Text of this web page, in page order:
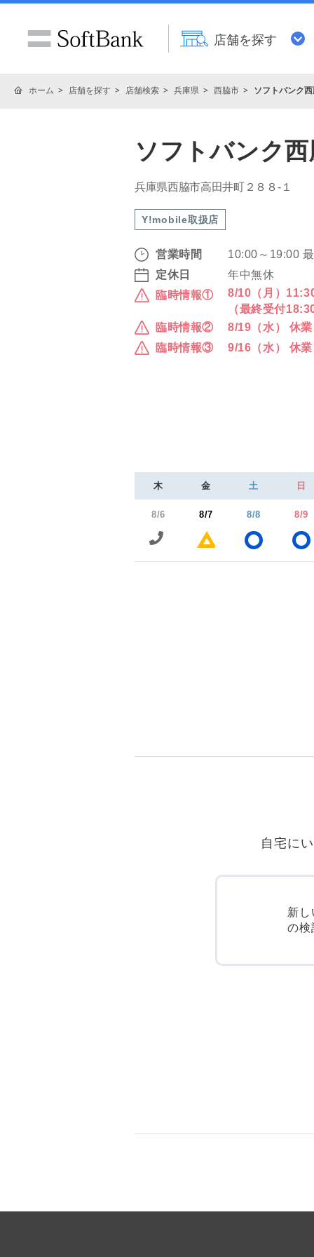
店舗を探す
ホーム 店舗を探す 店舗検索 兵庫県 西脇市 ソフトバンク
ソフトバンク
兵庫県西脇市高田井町２８８‐１
Y!mobile取扱店
営業時間
10:00～19:00
定休日
年中無休
臨時情報①
8/10（月）
（最終受付
臨時情報②
8/19（水） 休業
臨時情報③
9/16（水） 休業
木 金 土 日
8/6 8/7 8/8 8/9
自宅に
新し
の検